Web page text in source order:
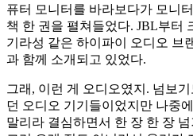
퓨터 모니터를 바라보다가 모니
책 한 권을 펼쳐들었다. JBL부터
기라성 같은 하이파이 오디오 브
과 함께 소개되고 있었다.
그래, 이런 게 오디오였지. 넘보
던 오디오 기기들이었지만 나중
말리라 결심하면서 한 장 한 장